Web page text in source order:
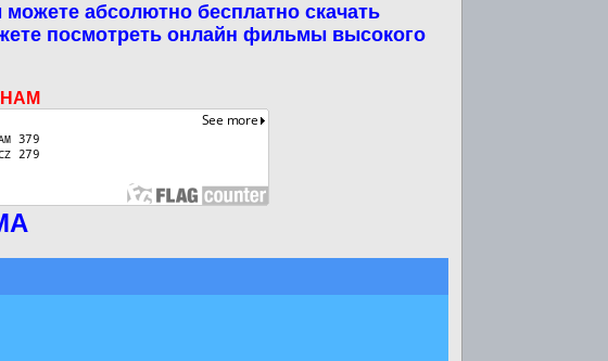
абсолютно бесплатно скачать
посмотреть онлайн фильмы высокого